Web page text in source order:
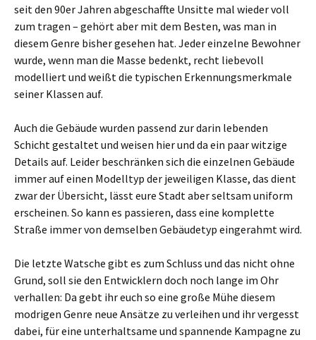
seit den 90er Jahren abgeschaffte Unsitte mal wieder voll
zum tragen – gehört aber mit dem Besten, was man in
diesem Genre bisher gesehen hat. Jeder einzelne Bewohner
wurde, wenn man die Masse bedenkt, recht liebevoll
modelliert und weißt die typischen Erkennungsmerkmale
seiner Klassen auf.
Auch die Gebäude wurden passend zur darin lebenden
Schicht gestaltet und weisen hier und da ein paar witzige
Details auf. Leider beschränken sich die einzelnen Gebäude
immer auf einen Modelltyp der jeweiligen Klasse, das dient
zwar der Übersicht, lässt eure Stadt aber seltsam uniform
erscheinen. So kann es passieren, dass eine komplette
Straße immer von demselben Gebäudetyp eingerahmt wird.
Die letzte Watsche gibt es zum Schluss und das nicht ohne
Grund, soll sie den Entwicklern doch noch lange im Ohr
verhallen: Da gebt ihr euch so eine große Mühe diesem
modrigen Genre neue Ansätze zu verleihen und ihr vergesst
dabei, für eine unterhaltsame und spannende Kampagne zu